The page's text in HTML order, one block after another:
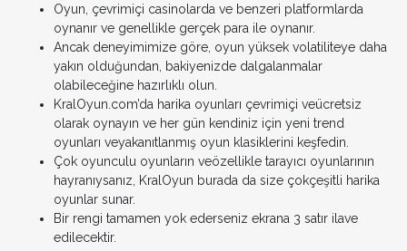
Oyun, çevrimiçi casinolarda ve benzeri platformlarda
oynanır ve genellikle gerçek para ile oynanır.
Ancak deneyimimize göre, oyun yüksek volatiliteye daha
yakın olduğundan, bakiyenizde dalgalanmalar
olabileceğine hazırlıklı olun.
KralOyun.com’da harika oyunları çevrimiçi veücretsiz
olarak oynayın ve her gün kendiniz için yeni trend
oyunları veyakanıtlanmış oyun klasiklerini keşfedin.
Çok oyunculu oyunların veözellikle tarayıcı oyunlarının
hayranıysanız, KralOyun burada da size çokçeşitli harika
oyunlar sunar.
Bir rengi tamamen yok ederseniz ekrana 3 satır ilave
edilecektir.